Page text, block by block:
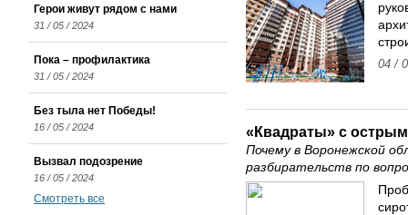
04 /
«Квадраты» с
Почему в Воронежской
разбирательств по
Герои живут рядом с нами
31 / 05 / 2024
Пока – профилактика
31 / 05 / 2024
Без тыла нет Победы!
16 / 05 / 2024
Вызвал подозрение
16 / 05 / 2024
Смотреть все